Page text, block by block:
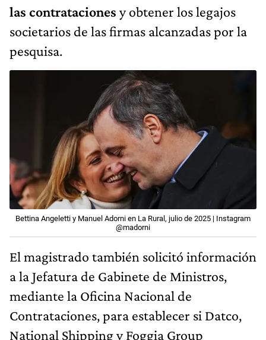
las contrataciones y obtener los legajos
societarios de las firmas alcanzadas por la
pesquisa.
Bettina Angeletti y Manuel Adorni en La Rural, julio de 2025 | Instagram
@madorni
El magistrado también solicitó información
a la Jefatura de Gabinete de Ministros,
mediante la Oficina Nacional de
Contrataciones, para establecer si Datco,
National Shipping y Foggia Group